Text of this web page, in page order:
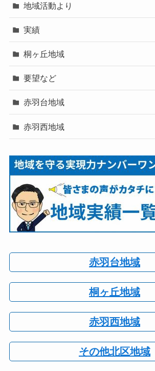
地域活動より
実績
桐ヶ丘地域
要望など
赤羽台地域
赤羽西地域
赤羽台地域
桐ヶ丘地域
赤羽西地域
その他北区地域